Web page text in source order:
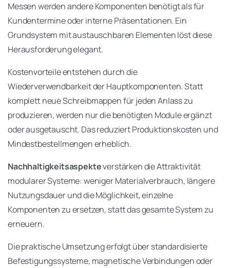
Messen werden andere Komponenten benötigt als für
Kundentermine oder interne Präsentationen. Ein
Grundsystem mit austauschbaren Elementen löst diese
Herausforderung elegant.
Kostenvorteile entstehen durch die
Wiederverwendbarkeit der Hauptkomponenten. Statt
komplett neue Schreibmappen für jeden Anlass zu
produzieren, werden nur die benötigten Module ergänzt
oder ausgetauscht. Das reduziert Produktionskosten und
Mindestbestellmengen erheblich.
Nachhaltigkeitsaspekteverstärken die Attraktivität
modularer Systeme: weniger Materialverbrauch, längere
Nutzungsdauer und die Möglichkeit, einzelne
Komponenten zu ersetzen, statt das gesamte System zu
erneuern.
Die praktische Umsetzung erfolgt über standardisierte
Befestigungssysteme, magnetische Verbindungen oder